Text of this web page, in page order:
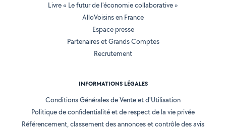
Livre « Le futur de l'économie collaborative »
AlloVoisins en France
Espace presse
Partenaires et Grands Comptes
Recrutement
INFORMATIONS LÉGALES
Conditions Générales de Vente et d'Utilisation
Politique de confidentialité et de respect de la vie privée
Référencement, classement des annonces et contrôle des avis